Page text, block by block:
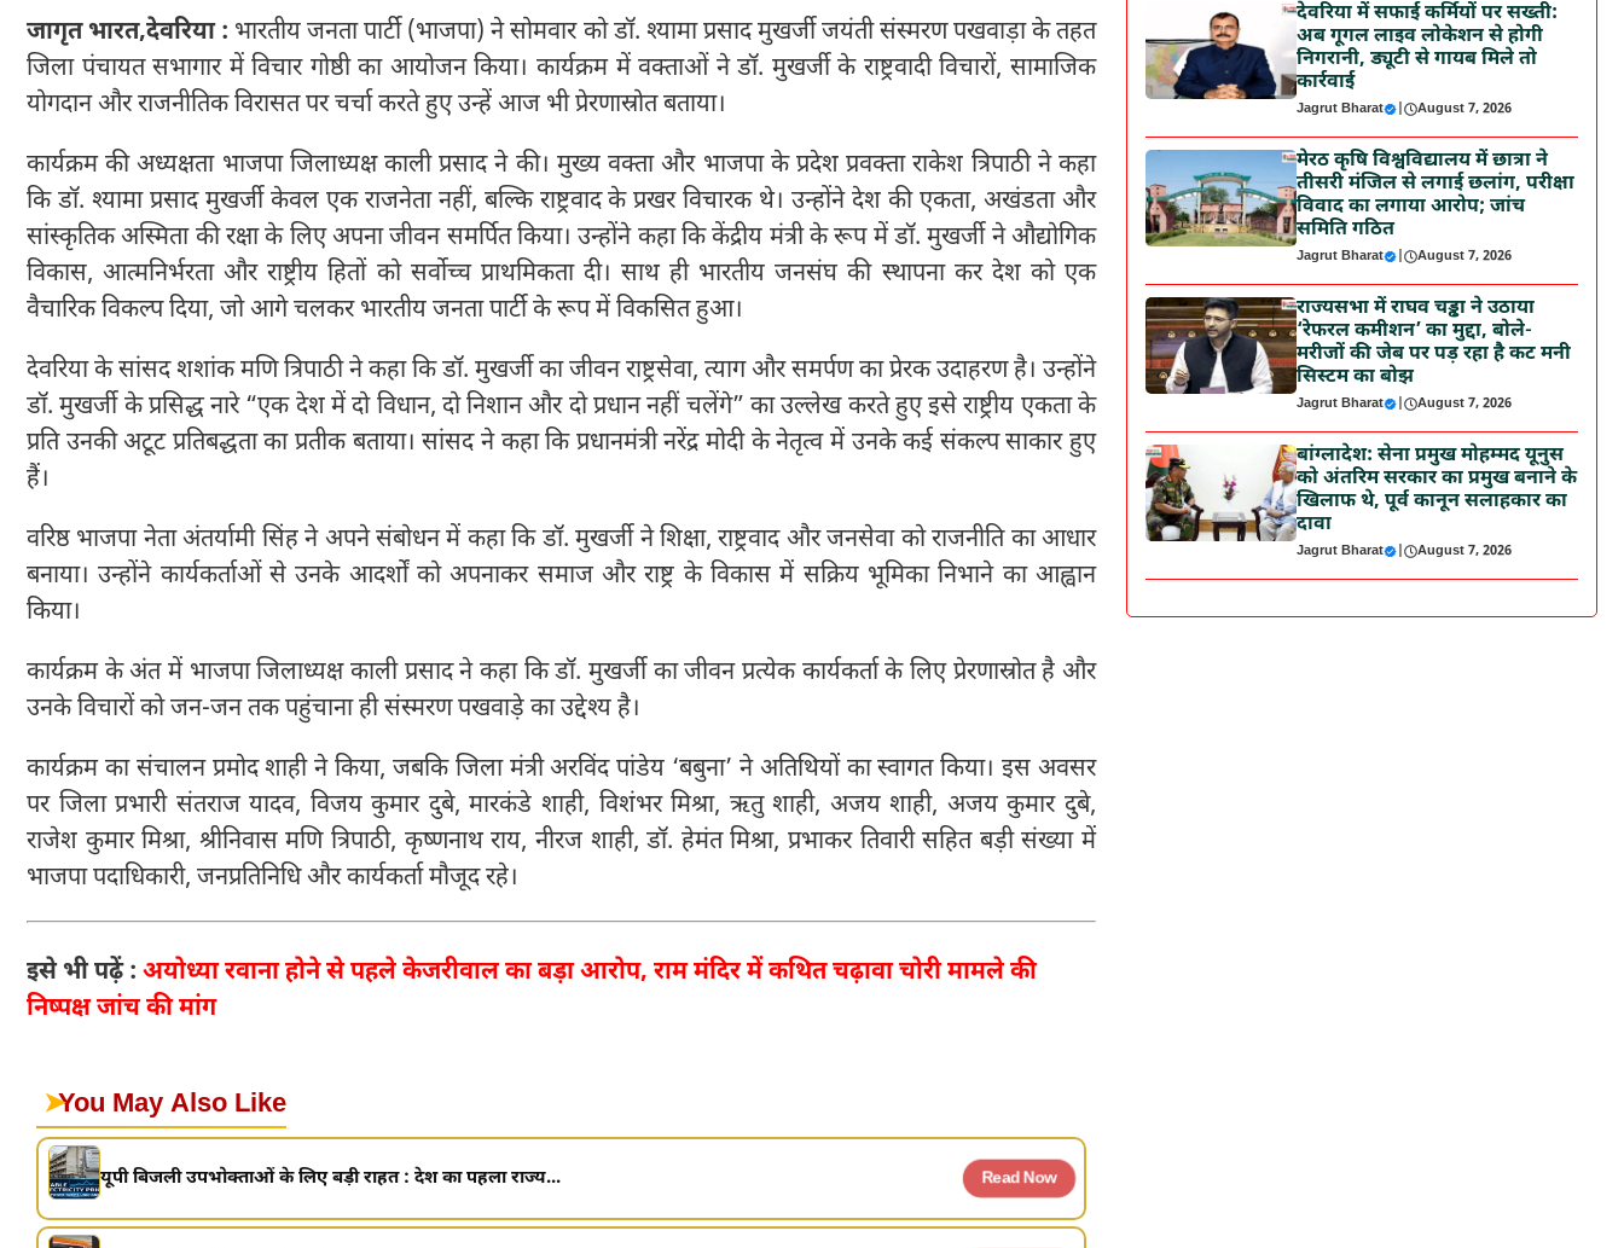
जागृत भारत,देवरिया : भारतीय जनता पार्टी (भाजपा) ने सोमवार को डॉ. श्यामा प्रसाद मुखर्जी जयंती संस्मरण पखवाड़ा के तहत
जिला पंचायत सभागार में विचार गोष्ठी का आयोजन किया। कार्यक्रम में वक्ताओं ने डॉ. मुखर्जी के राष्ट्रवादी विचारों, सामाजिक
योगदान और राजनीतिक विरासत पर चर्चा करते हुए उन्हें आज भी प्रेरणास्रोत बताया।
कार्यक्रम की अध्यक्षता भाजपा जिलाध्यक्ष काली प्रसाद ने की। मुख्य वक्ता और भाजपा के प्रदेश प्रवक्ता राकेश त्रिपाठी ने कहा
कि डॉ. श्यामा प्रसाद मुखर्जी केवल एक राजनेता नहीं, बल्कि राष्ट्रवाद के प्रखर विचारक थे। उन्होंने देश की एकता, अखंडता और
सांस्कृतिक अस्मिता की रक्षा के लिए अपना जीवन समर्पित किया। उन्होंने कहा कि केंद्रीय मंत्री के रूप में डॉ. मुखर्जी ने औद्योगिक
विकास, आत्मनिर्भरता और राष्ट्रीय हितों को सर्वोच्च प्राथमिकता दी। साथ ही भारतीय जनसंघ की स्थापना कर देश को एक
वैचारिक विकल्प दिया, जो आगे चलकर भारतीय जनता पार्टी के रूप में विकसित हुआ।
देवरिया के सांसद शशांक मणि त्रिपाठी ने कहा कि डॉ. मुखर्जी का जीवन राष्ट्रसेवा, त्याग और समर्पण का प्रेरक उदाहरण है। उन्होंने
डॉ. मुखर्जी के प्रसिद्ध नारे “एक देश में दो विधान, दो निशान और दो प्रधान नहीं चलेंगे” का उल्लेख करते हुए इसे राष्ट्रीय एकता के
प्रति उनकी अटूट प्रतिबद्धता का प्रतीक बताया। सांसद ने कहा कि प्रधानमंत्री नरेंद्र मोदी के नेतृत्व में उनके कई संकल्प साकार हुए
हैं।
वरिष्ठ भाजपा नेता अंतर्यामी सिंह ने अपने संबोधन में कहा कि डॉ. मुखर्जी ने शिक्षा, राष्ट्रवाद और जनसेवा को राजनीति का आधार
बनाया। उन्होंने कार्यकर्ताओं से उनके आदर्शों को अपनाकर समाज और राष्ट्र के विकास में सक्रिय भूमिका निभाने का आह्वान
किया।
कार्यक्रम के अंत में भाजपा जिलाध्यक्ष काली प्रसाद ने कहा कि डॉ. मुखर्जी का जीवन प्रत्येक कार्यकर्ता के लिए प्रेरणास्रोत है और
उनके विचारों को जन-जन तक पहुंचाना ही संस्मरण पखवाड़े का उद्देश्य है।
कार्यक्रम का संचालन प्रमोद शाही ने किया, जबकि जिला मंत्री अरविंद पांडेय ‘बबुना’ ने अतिथियों का स्वागत किया। इस अवसर
पर जिला प्रभारी संतराज यादव, विजय कुमार दुबे, मारकंडे शाही, विशंभर मिश्रा, ऋतु शाही, अजय शाही, अजय कुमार दुबे,
राजेश कुमार मिश्रा, श्रीनिवास मणि त्रिपाठी, कृष्णनाथ राय, नीरज शाही, डॉ. हेमंत मिश्रा, प्रभाकर तिवारी सहित बड़ी संख्या में
भाजपा पदाधिकारी, जनप्रतिनिधि और कार्यकर्ता मौजूद रहे।
इसे भी पढ़ें : अयोध्या रवाना होने से पहले केजरीवाल का बड़ा आरोप, राम मंदिर में कथित चढ़ावा चोरी मामले की
निष्पक्ष जांच की मांग
➤You May Also Like
यूपी बिजली उपभोक्ताओं के लिए बड़ी राहत : देश का पहला राज्य... Read Now
देवरिया में सफाई कर्मियों पर सख्ती:
अब गूगल लाइव लोकेशन से होगी
निगरानी, ड्यूटी से गायब मिले तो
कार्रवाई
Jagrut Bharat | August 7, 2026
मेरठ कृषि विश्वविद्यालय में छात्रा ने
तीसरी मंजिल से लगाई छलांग, परीक्षा
विवाद का लगाया आरोप; जांच
समिति गठित
Jagrut Bharat | August 7, 2026
राज्यसभा में राघव चड्ढा ने उठाया
‘रेफरल कमीशन’ का मुद्दा, बोले-
मरीजों की जेब पर पड़ रहा है कट मनी
सिस्टम का बोझ
Jagrut Bharat | August 7, 2026
बांग्लादेश: सेना प्रमुख मोहम्मद यूनुस
को अंतरिम सरकार का प्रमुख बनाने के
खिलाफ थे, पूर्व कानून सलाहकार का
दावा
Jagrut Bharat | August 7, 2026